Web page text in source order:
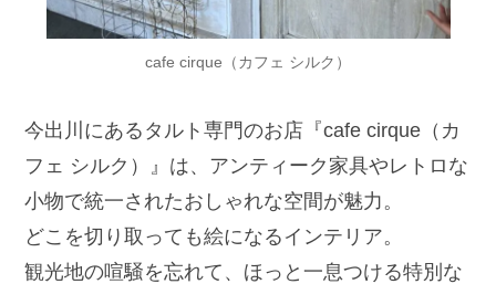
cafe cirque（カフェ シルク）
今出川にあるタルト専門のお店『cafe cirque（カ
フェ シルク）』は、アンティーク家具やレトロな
小物で統一されたおしゃれな空間が魅力。
どこを切り取っても絵になるインテリア。
観光地の喧騒を忘れて、ほっと一息つける特別な